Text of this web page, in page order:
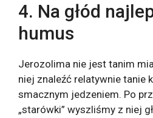
4. Na głód
humus
Jerozolima nie jest tanim
niej znaleźć relatywnie tanie
smacznym jedzeniem. Po
„starówki” wyszliśmy z niej